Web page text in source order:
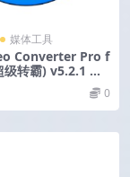
媒体工具
Converter Pro f
转霸) v5.2.1 中
0